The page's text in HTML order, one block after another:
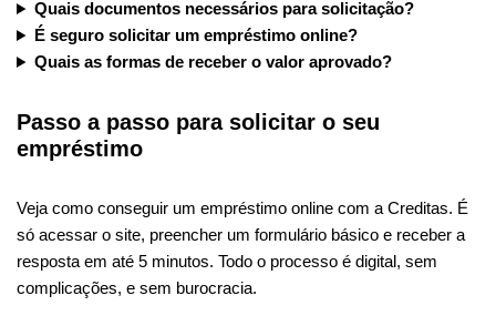
Quais documentos necessários para solicitação?
É seguro solicitar um empréstimo online?
Quais as formas de receber o valor aprovado?
Passo a passo para solicitar o seu
empréstimo
Veja como conseguir um empréstimo online com a Creditas. É
só acessar o site, preencher um formulário básico e receber a
resposta em até 5 minutos. Todo o processo é digital, sem
complicações, e sem burocracia.